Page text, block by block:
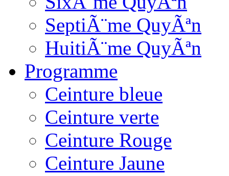
SeptiÃ¨me QuyÃªn
HuitiÃ¨me QuyÃªn
Programme
Ceinture bleue
Ceinture verte
Ceinture Rouge
Ceinture Jaune